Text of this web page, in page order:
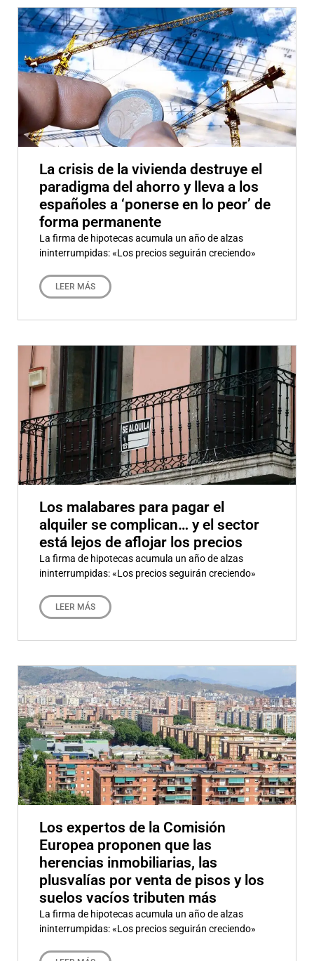
La crisis de la vivienda destruye el
paradigma del ahorro y lleva a los
españoles a ‘ponerse en lo peor’ de
forma permanente
La firma de hipotecas acumula un año de alzas
ininterrumpidas: «Los precios seguirán creciendo»
LEER MÁS
Los malabares para pagar el
alquiler se complican… y el sector
está lejos de aflojar los precios
La firma de hipotecas acumula un año de alzas
ininterrumpidas: «Los precios seguirán creciendo»
LEER MÁS
Los expertos de la Comisión
Europea proponen que las
herencias inmobiliarias, las
plusvalías por venta de pisos y los
suelos vacíos tributen más
La firma de hipotecas acumula un año de alzas
ininterrumpidas: «Los precios seguirán creciendo»